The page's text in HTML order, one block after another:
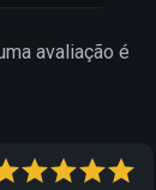
avaliação é